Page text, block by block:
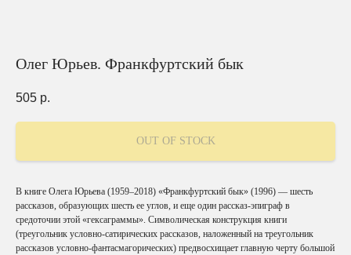
Олег Юрьев. Франкфуртский бык
505 р.
OUT OF STOCK
В книге Олега Юрьева (1959–2018) «Франкфуртский бык» (1996) — шесть
рассказов, образующих шесть ее углов, и еще один рассказ-эпиграф в
средоточии этой «гексаграммы». Символическая конструкция книги
(треугольник условно-сатирических рассказов, наложенный на треугольник
рассказов условно-фантасмагорических) предвосхищает главную черту большой